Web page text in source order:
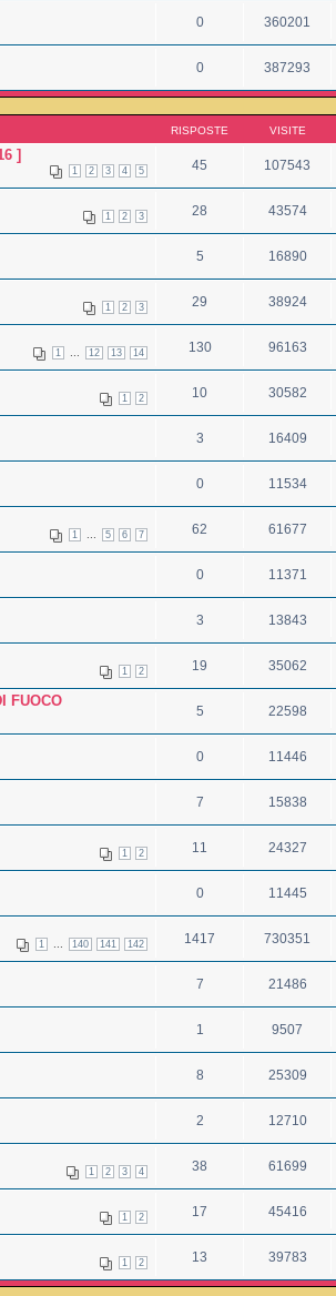
0 360201
0 387293
RISPOSTE VISITE
]
1 2 3 4 5 45 107543
1 2 3 28 43574
5 16890
1 2 3 29 38924
1 12 13 14 130 96163
1 2 10 30582
3 16409
0 11534
1 5 6 7 62 61677
0 11371
3 13843
1 2 19 35062
FUOCO
5 22598
0 11446
7 15838
1 2 11 24327
0 11445
1 140 141 142 1417 730351
7 21486
1 9507
8 25309
2 12710
1 2 3 4 38 61699
1 2 17 45416
1 2 13 39783